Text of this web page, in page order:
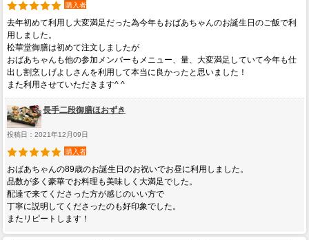
購入者
去年初めて利用し大変満足だった為今年もおばあちゃんのお誕生日のご飯で利
用しました。
松華堂御膳は初めて注文しましたが
おばあちゃんも他の参加メンバーもメニュー、量、大変満足していて今年も仕
出し割烹しげよしさんを利用して本当に良かったと思いました！
また利用させていただきます^ ^
長手二段御膳ほおずき
投稿日：2021年12月09日
購入者
おばあちゃんの89歳のお誕生日のお祝いでお昼に利用しました。
品数が多く豪華でお料理も美味しく大満足でした。
配達で来てくださった方が感じのいい方で
丁寧に説明してくださったのも好印象でした。
またリピートします！